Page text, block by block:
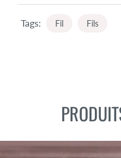
Tags: Fil Fils